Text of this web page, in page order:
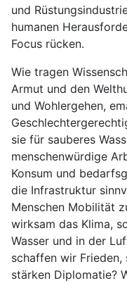
und
humanen
Focus rücken.
Wie tragen
Armut und den
und Wohlergehen,
sie für sauberes
menschenwürdige
Konsum und
die Infrastruktur
Menschen Mobilität
wirksam das Klima,
Wasser und in der
schaffen wir
stärken Diplomatie?